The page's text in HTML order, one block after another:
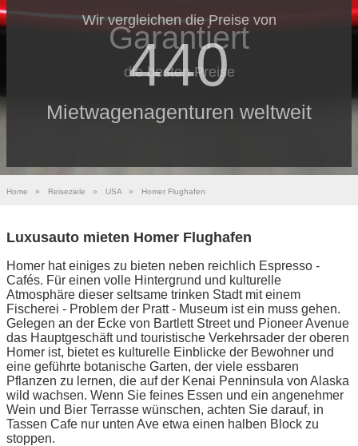
Wir vergleichen die Preise von
440
Mietwagenagenturen weltweit
Garantiert
die besten Preise
Home » Reiseziele » USA » Homer Flughafen
Luxusauto mieten Homer Flughafen
Homer hat einiges zu bieten neben reichlich Espresso -
Cafés. Für einen volle Hintergrund und kulturelle
Atmosphäre dieser seltsame trinken Stadt mit einem
Fischerei - Problem der Pratt - Museum ist ein muss gehen.
Gelegen an der Ecke von Bartlett Street und Pioneer Avenue
das Hauptgeschäft und touristische Verkehrsader der oberen
Homer ist, bietet es kulturelle Einblicke der Bewohner und
eine geführte botanische Garten, der viele essbaren
Pflanzen zu lernen, die auf der Kenai Penninsula von Alaska
wild wachsen. Wenn Sie feines Essen und ein angenehmer
Wein und Bier Terrasse wünschen, achten Sie darauf, in
Tassen Cafe nur unten Ave etwa einen halben Block zu
stoppen.